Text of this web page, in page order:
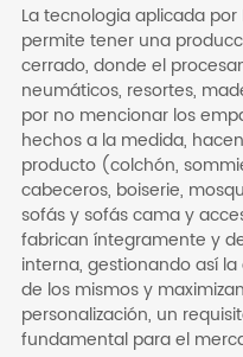
La tecnologia aplicada por
permite tener una
cerrado, donde el
neumáticos, resortes,
por no mencionar los
hechos a la medida,
producto (colchón,
cabeceros, boiserie,
sofás y sofás cama y
fabrican íntegramente y
interna, gestionando así
de los mismos y
personalización, un
fundamental para el